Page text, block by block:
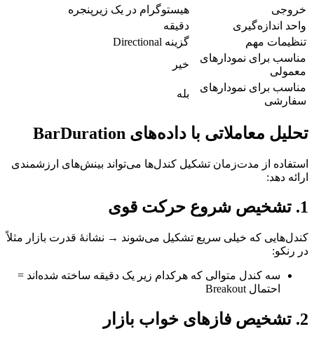
خروجی
هیستوگرام در یک زیرپنجره
واحد اندازه‌گیری
دقیقه
تنظیمات مهم
گزینه Directional
مناسب برای نمودارهای
معمولی
خیر
مناسب برای نمودارهای
سفارشی
بله
تحلیل معاملاتی با داده‌های BarDuration
استفاده از مدت‌زمان تشکیل کندل‌ها می‌تواند بینش‌های ارزشمندی
ارائه دهد:
1. تشخیص شروع حرکت قوی
کندل‌هایی که خیلی سریع تشکیل می‌شوند → نشانهٔ قدرت بازار مثلاً
در رنکو:
سه کندل متوالی که هرکدام زیر یک دقیقه ساخته شده‌اند =
احتمال Breakout
2. تشخیص فازهای خواب بازار